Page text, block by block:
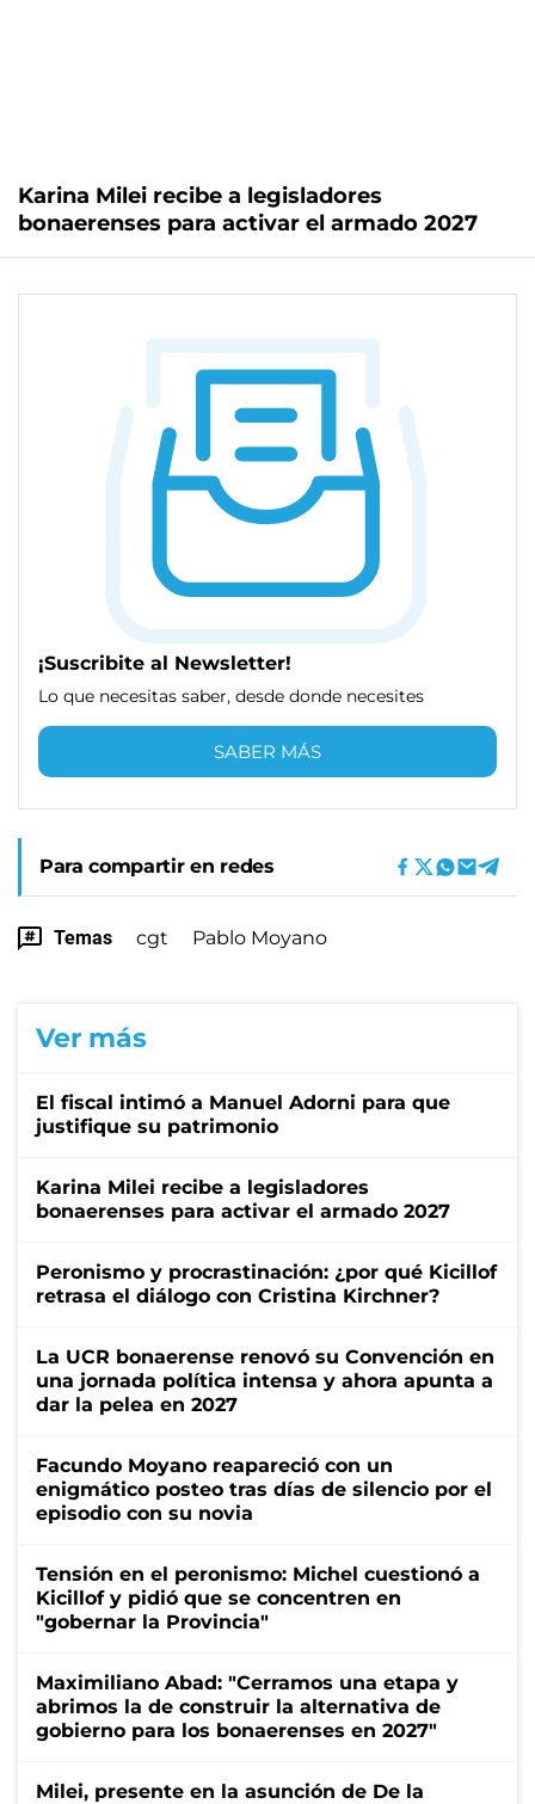
Karina Milei recibe a legisladores
bonaerenses para activar el armado 2027
¡Suscribite al Newsletter!
Lo que necesitas saber, desde donde necesites
SABER MÁS
Para compartir en redes
Temas cgt Pablo Moyano
Ver más
El fiscal intimó a Manuel Adorni para que
justifique su patrimonio
Karina Milei recibe a legisladores
bonaerenses para activar el armado 2027
Peronismo y procrastinación: ¿por qué Kicillof
retrasa el diálogo con Cristina Kirchner?
La UCR bonaerense renovó su Convención en
una jornada política intensa y ahora apunta a
dar la pelea en 2027
Facundo Moyano reapareció con un
enigmático posteo tras días de silencio por el
episodio con su novia
Tensión en el peronismo: Michel cuestionó a
Kicillof y pidió que se concentren en
"gobernar la Provincia"
Maximiliano Abad: "Cerramos una etapa y
abrimos la de construir la alternativa de
gobierno para los bonaerenses en 2027"
Milei, presente en la asunción de De la